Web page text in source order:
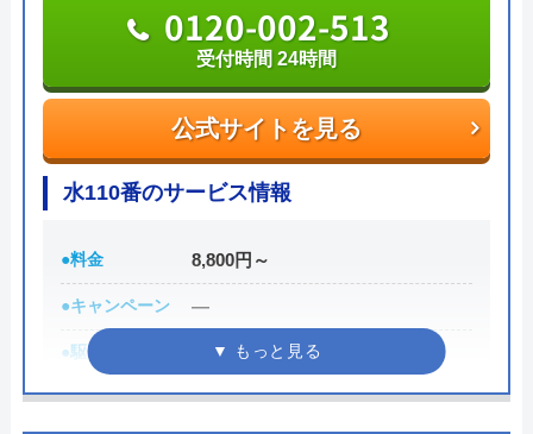
から見積もりが提示されますが、見積もりにかかる
費用は無料です。もし納得がいかずキャンセルとな
っても、費用は発生しないため安心して依頼するこ
とができます。
支払いは現金、クレジットカード、銀行振込から選
発した場合、同一作業に関しては1回まで無料で対
応してもらえます。
0120-30-20-30
受付時間 24時間365日いつでも対応
公式サイトを見る
0120-002-513
受付時間 24時間
水110番のサービス情報
●料金 8,800円～
●キャンペーン ―
●駆けつけ時間 最短30分
●受付時間 24時間